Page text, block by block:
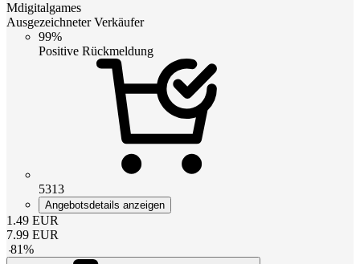
Mdigitalgames
Ausgezeichneter Verkäufer
99%
Positive Rückmeldung
5313
Angebotsdetails anzeigen
1.49 EUR
7.99 EUR
-81%